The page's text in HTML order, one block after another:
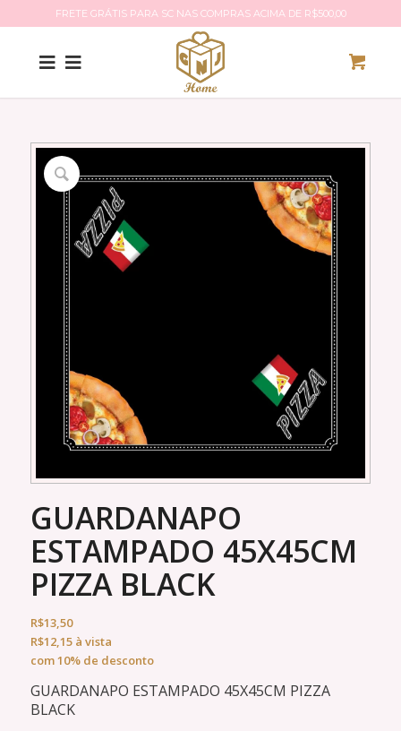
FRETE GRÁTIS PARA SC NAS COMPRAS ACIMA DE R$500,00
GUARDANAPO
ESTAMPADO 45X45CM
PIZZA BLACK
R$13,50
R$12,15à vista
com 10% de desconto
GUARDANAPO ESTAMPADO 45X45CM PIZZA
BLACK